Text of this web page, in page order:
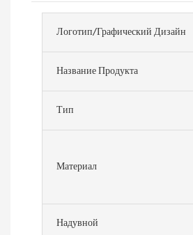
Логотип/графический Дизайн
Название Продукта
Тип
Материал
Надувной